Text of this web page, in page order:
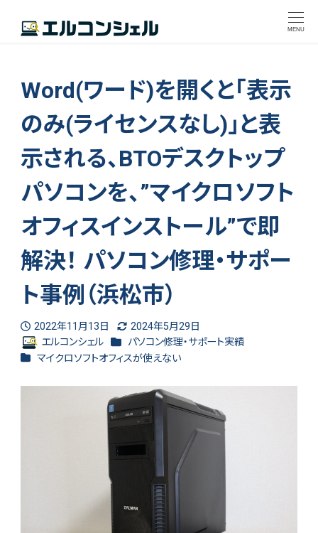
MENU
Word(ワード)を開くと「表示
のみ(ライセンスなし)」と表
示される、BTOデスクトップ
パソコンを、”マイクロソフト
オフィスインストール”で即
解決！ パソコン修理・サポー
ト事例（浜松市）
投稿日
2022年11月13日
更新日
2024年5月29日
著
者
エルコンシェル カテゴリー
パソコン修理・サポート実績
カテゴリー
マイクロソフトオフィスが使えない